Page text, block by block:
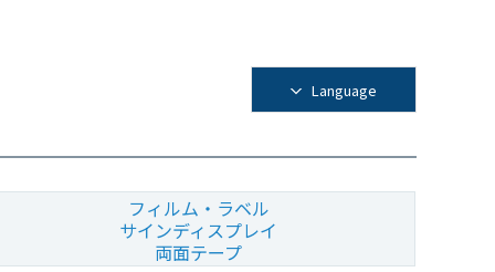
Language
フィルム・ラベル
サインディスプレイ
両面テープ